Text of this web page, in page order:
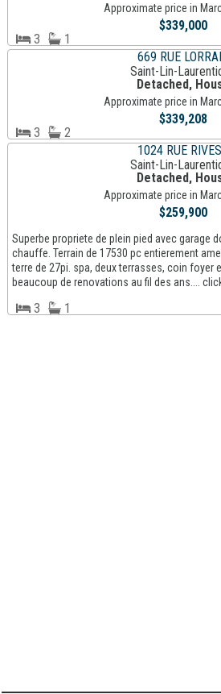
Approximate price in
$339,000
3
1
669 RUE
Saint-Lin-
Detached,
Approximate price in
$339,208
3
2
1024 RUE
Saint-Lin-
Detached,
Approximate price in
$259,900
Superbe propriete de plein pied avec garage
chauffe. Terrain de 17530 pc entierement
terre de 27pi. spa, deux terrasses, coin foyer
beaucoup de renovations au fil des ans....
3 1